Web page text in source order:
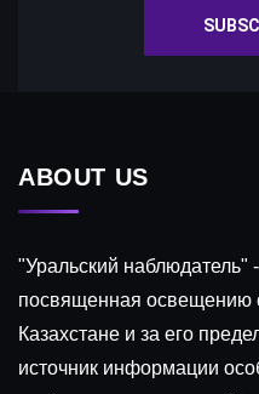
ABOUT US
"Уральский наблюдатель"
посвященная освещению
Казахстане и за его
источник информации